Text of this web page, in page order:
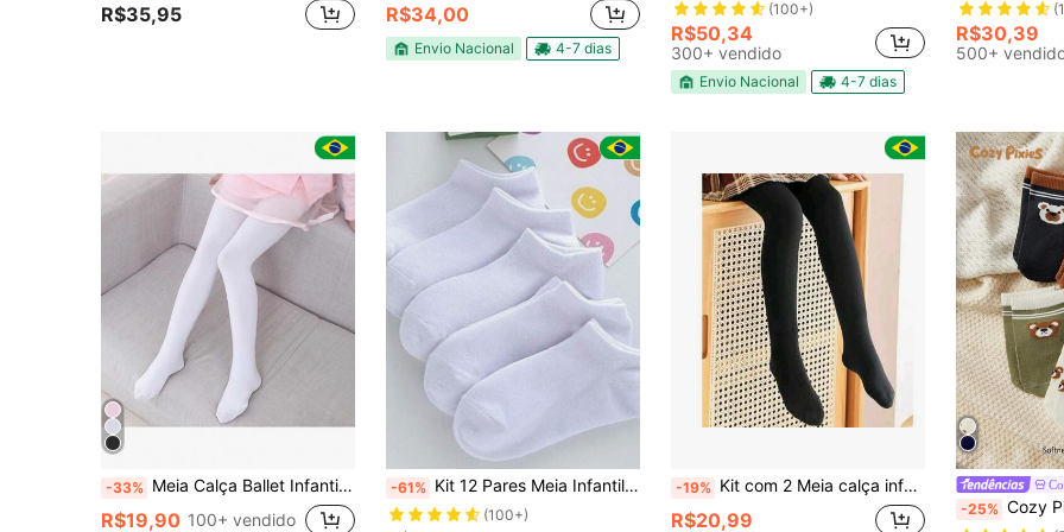
R$35,95 R$34,00
Envio Nacional 4-7 dias
(100+)
R$50,34
300+ vendido
Envio Nacional 4-7 dias
R$30,39
500+
-33% Meia Calça Ballet Infantil Fio 40 para Dança e Jazz – Branca, Rosa, Preta e Bege
R$19,90 100+ vendido
-61% Kit 12 Pares Meia Infantil Cano Curto Branco Menino Menina
(100+)
-19% Kit com 2 Meia calça infantil Frio Inverno Para Bebê Menina cor Branca/Preto susan
R$20,99 -25% Cozy Pixies 4 Pares de Meias de